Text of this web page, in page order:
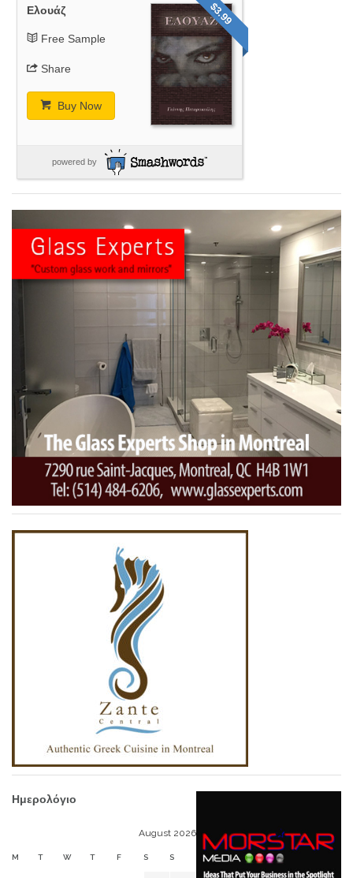
$3.99
Ελουάζ
Free Sample
Share
Buy Now
powered by
Ημερολόγιο
August 2026
M T W T F S S